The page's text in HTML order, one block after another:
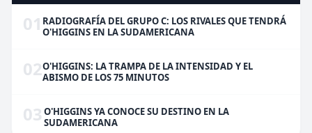
01 RADIOGRAFÍA DEL GRUPO C: LOS RIVALES QUE TENDRÁ
O'HIGGINS EN LA SUDAMERICANA
02O'HIGGINS: LA TRAMPA DE LA INTENSIDAD Y EL
ABISMO DE LOS 75 MINUTOS
03 O'HIGGINS YA CONOCE SU DESTINO EN LA
SUDAMERICANA